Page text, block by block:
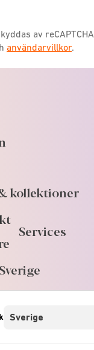
av reCAPTCHA
användarvillkor.
kollektioner
Services